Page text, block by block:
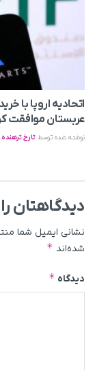
عربستان موافقت
نوشته شده توسط تارخ ترهنده
دیدگاهتان
نشانی ایمیل شما
شده‌اند *
دیدگاه *